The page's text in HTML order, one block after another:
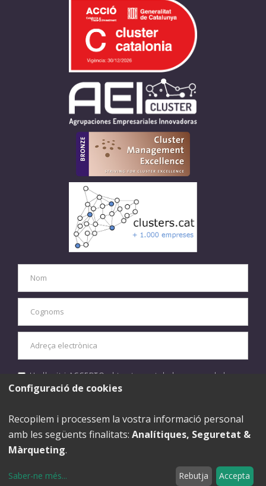
He llegit i ACCEPTO el tractament de les meves dades
personals d'acord amb la
ENVIAR
Política de Privacitat Política de Cookies
Configuració de cookies
Recopilem i processem la vostra informació personal
amb les següents finalitats: Analítiques, Seguretat &
Màrqueting.
Saber-ne més... Rebutja Accepta